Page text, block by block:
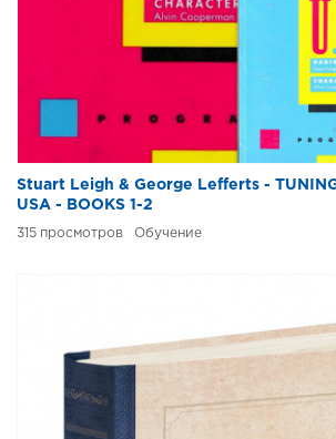
Stuart Leigh & George Lefferts -
USA - BOOKS 1-2
315 Обучение